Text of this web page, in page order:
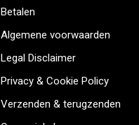
Betalen
Algemene voorwaarden
Legal Disclaimer
Privacy & Cookie Policy
Verzenden & terugzenden